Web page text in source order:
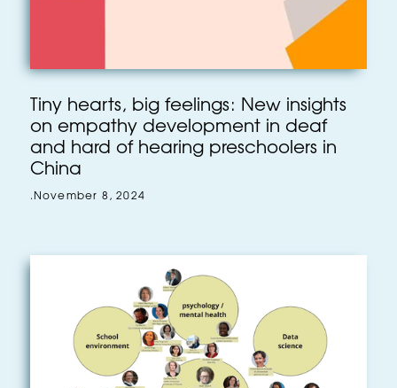
Tiny hearts, big feelings: New insights
on empathy development in deaf
and hard of hearing preschoolers in
China
. November 8, 2024